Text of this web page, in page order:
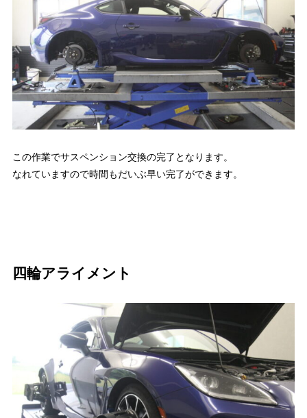
この作業でサスペンション交換の完了となります。
なれていますので時間もだいぶ早い完了ができます。
四輪アライメント